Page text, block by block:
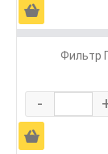
Ä
Фильтр
-
Ä